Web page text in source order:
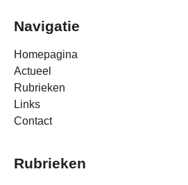
Navigatie
Homepagina
Actueel
Rubrieken
Links
Contact
Rubrieken